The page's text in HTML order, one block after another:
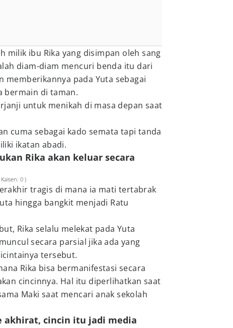
milik ibu Rika yang disimpan oleh sang
diam-diam mencuri benda itu dari
memberikannya pada Yuta sebagai
bermain di taman.
untuk menikah di masa depan saat
cuma sebagai kado semata tapi tanda
ikatan abadi.
Rika akan keluar secara
0 )
tragis di mana ia mati tertabrak
hingga bangkit menjadi Ratu
Rika selalu melekat pada Yuta
secara parsial jika ada yang
tersebut.
Rika bisa bermanifestasi secara
cincinnya. Hal itu diperlihatkan saat
Maki saat mencari anak sekolah
akhirat, cincin itu jadi media